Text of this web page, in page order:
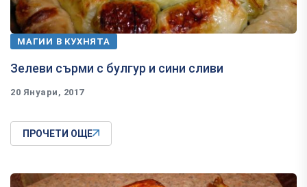
МАГИИ В КУХНЯТА
Зелеви сърми с булгур и сини сливи
20 Януари, 2017
ПРОЧЕТИ ОЩЕ